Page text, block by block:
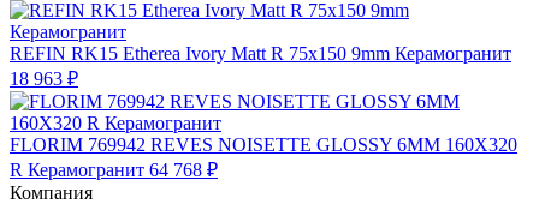
REFIN RK15 Etherea Ivory Matt R 75x150 9mm Керамогранит
18 963 ₽
FLORIM 769942 REVES NOISETTE GLOSSY 6MM 160X320
R Керамогранит 64 768 ₽
Компания